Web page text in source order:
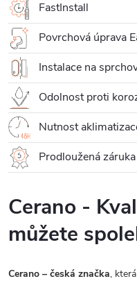
FastInstall
Povrchová úprava
Instalace na
Odolnost proti
Nutnost
Prodloužená
Cerano -
můžete
Cerano – česká značka,